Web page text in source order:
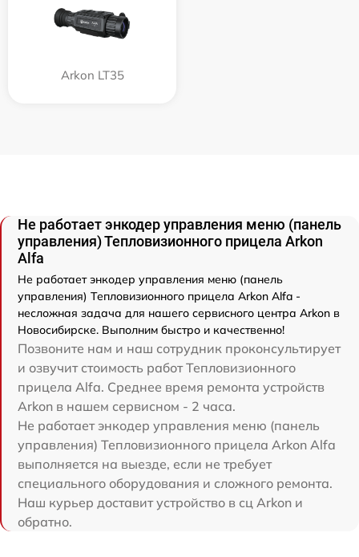
Arkon LT35
Не работает энкодер управления меню (панель
управления) Тепловизионного прицела Arkon
Alfa
Не работает энкодер управления меню (панель
управления) Тепловизионного прицела Arkon Alfa -
несложная задача для нашего сервисного центра Arkon в
Новосибирске. Выполним быстро и качественно!
Позвоните нам и наш сотрудник проконсультирует
и озвучит стоимость работ Тепловизионного
прицела Alfa. Среднее время ремонта устройств
Arkon в нашем сервисном - 2 часа.
Не работает энкодер управления меню (панель
управления) Тепловизионного прицела Arkon Alfa
выполняется на выезде, если не требует
специального оборудования и сложного ремонта.
Наш курьер доставит устройство в сц Arkon и
обратно.